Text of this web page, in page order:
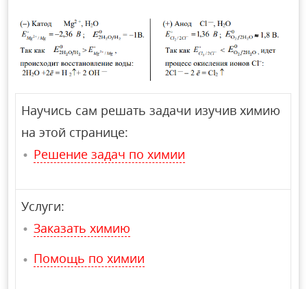
Научись сам решать задачи изучив химию
на этой странице:
Решение задач по химии
Услуги:
Заказать химию
Помощь по химии